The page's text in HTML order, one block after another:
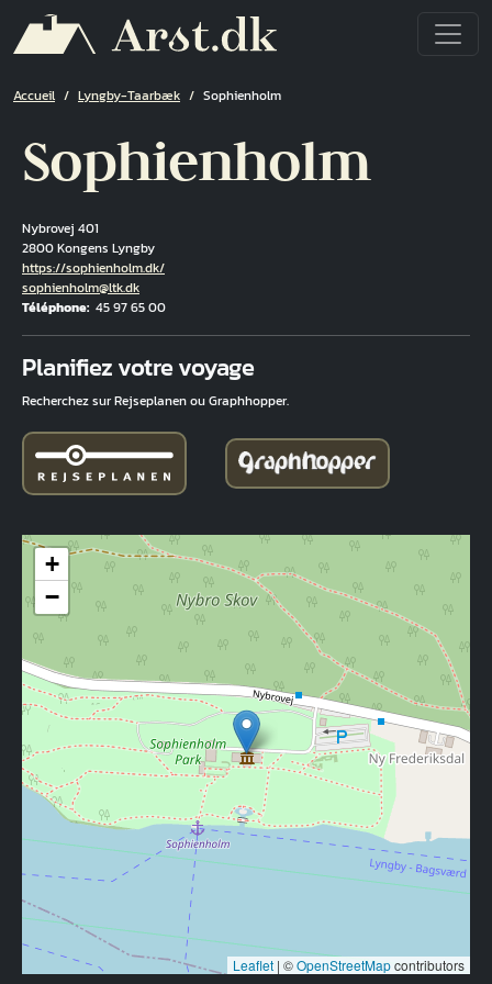
Fil d'Ariane
Accueil Lyngby-Taarbæk Sophienholm
Sophienholm
Nybrovej 401
2800 Kongens Lyngby
Hjemmeside
https://sophienholm.dk/
Courriel
sophienholm@ltk.dk
Téléphone 45 97 65 00
Planifiez votre voyage
Recherchez sur Rejseplanen ou Graphhopper.
+
−
Leaflet | ©OpenStreetMapcontributors